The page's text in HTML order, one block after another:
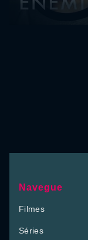
Navegue
Filmes
Séries